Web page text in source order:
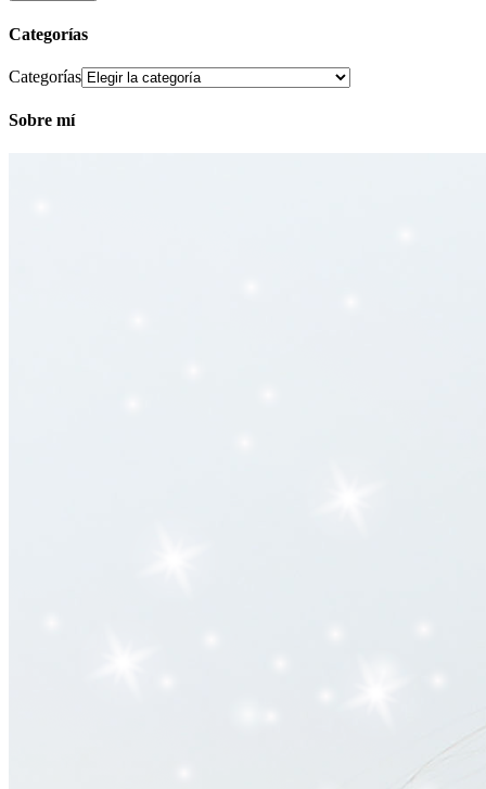
Categorías
Categorías
Sobre mí